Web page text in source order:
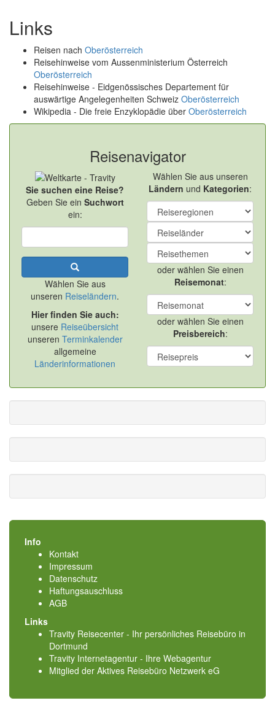
Links
Reisen nach Oberösterreich
Reisehinweise vom Aussenministerium Österreich
Oberösterreich
Reisehinweise - Eidgenössisches Departement für
auswärtige Angelegenheiten Schweiz Oberösterreich
Wikipedia - Die freie Enzyklopädie über Oberösterreich
Reisenavigator
Sie suchen eine Reise?
Geben Sie ein Suchwort
ein:
Wählen Sie aus
unseren Reiseländern.
Hier finden Sie auch:
unsere Reiseübersicht
unseren Terminkalender
allgemeine
Länderinformationen
Wählen Sie aus unseren
Ländern und Kategorien:
oder wählen Sie einen
Reisemonat:
oder wählen Sie einen
Preisbereich:
Info
Kontakt
Impressum
Datenschutz
Haftungsauschluss
AGB
Links
Travity Reisecenter - Ihr persönliches Reisebüro in
Dortmund
Travity Internetagentur - Ihre Webagentur
Mitglied der Aktives Reisebüro Netzwerk eG